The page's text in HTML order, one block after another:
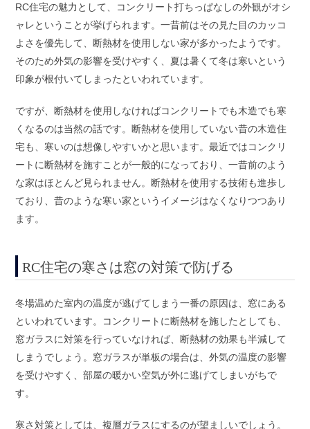
RC住宅の魅力として、コンクリート打ちっぱなしの外観がオシ
ャレということが挙げられます。一昔前はその見た目のカッコ
よさを優先して、断熱材を使用しない家が多かったようです。
そのため外気の影響を受けやすく、夏は暑くて冬は寒いという
印象が根付いてしまったといわれています。
ですが、断熱材を使用しなければコンクリートでも木造でも寒
くなるのは当然の話です。断熱材を使用していない昔の木造住
宅も、寒いのは想像しやすいかと思います。最近ではコンクリ
ートに断熱材を施すことが一般的になっており、一昔前のよう
な家はほとんど見られません。断熱材を使用する技術も進歩し
ており、昔のような寒い家というイメージはなくなりつつあり
ます。
RC住宅の寒さは窓の対策で防げる
冬場温めた室内の温度が逃げてしまう一番の原因は、窓にある
といわれています。コンクリートに断熱材を施したとしても、
窓ガラスに対策を行っていなければ、断熱材の効果も半減して
しまうでしょう。窓ガラスが単板の場合は、外気の温度の影響
を受けやすく、部屋の暖かい空気が外に逃げてしまいがちで
す。
寒さ対策としては、複層ガラスにするのが望ましいでしょう。